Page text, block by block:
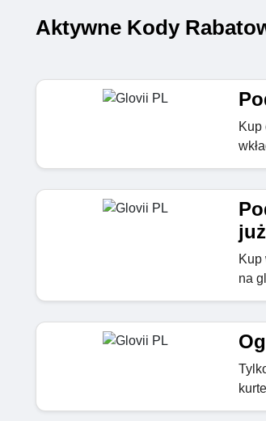
Aktywne Kody
Kup
Kup
na